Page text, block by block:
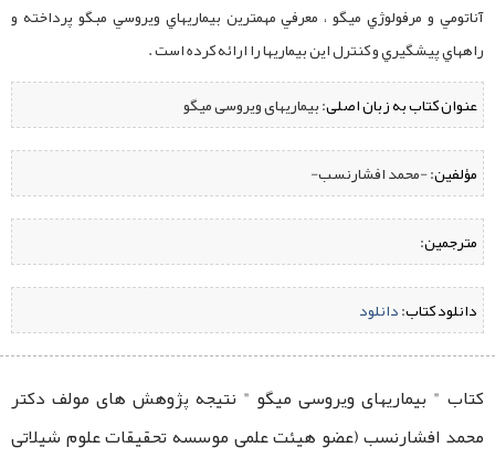
آناتومي و مرفولوژي ميگو ، معرفي مهمترين بيماريهاي ويروسي مبگو پرداخته و
راههاي پيشگيري و كنترل اين بيماريها را ارائه كرده است .
عنوان کتاب به زبان اصلی:بیماریهای ویروسی میگو
مؤلفین:‌ -محمد افشارنسب-
مترجمین:
دانلود کتاب:دانلود
کتاب " بیماریهای ویروسی میگو " نتیجه پژوهش ‌های مولف دکتر
محمد افشارنسب (عضو هیئت علمی موسسه تحقیقات علوم شیلاتی